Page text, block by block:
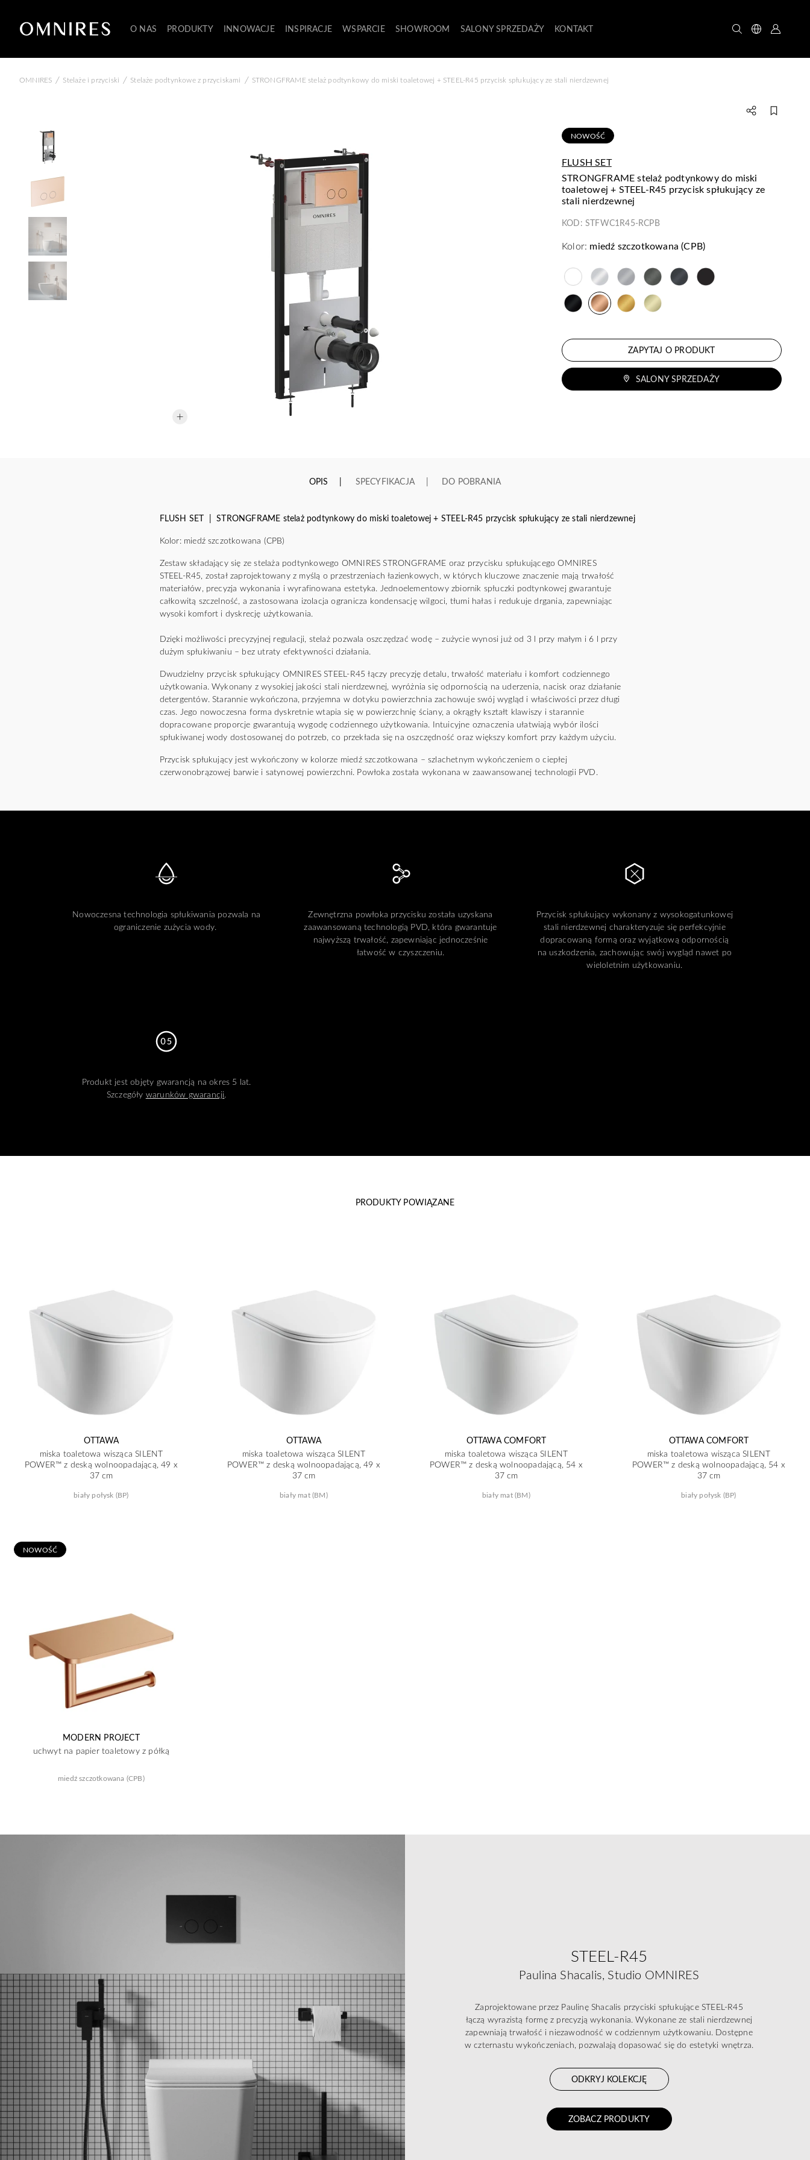
O NAS PRODUKTY INNOWACJE INSPIRACJE WSPARCIE SHOWROOM SALONY SPRZEDAŻY KONTAKT
OMNIRES / Stelaże i przyciski / Stelaże podtynkowe z przyciskami / STRONGFRAME stelaż podtynkowy do miski toaletowej + STEEL-R45 przycisk spłukujący ze stali nierdzewnej
NOWOŚĆ
FLUSH SET
STRONGFRAME stelaż podtynkowy do miski
toaletowej + STEEL-R45 przycisk spłukujący ze
stali nierdzewnej
KOD: STFWC1R45-RCPB
Kolor: miedź szczotkowana (CPB)
ZAPYTAJ O PRODUKT
SALONY SPRZEDAŻY
OPIS SPECYFIKACJA DO POBRANIA
FLUSH SET | STRONGFRAME stelaż podtynkowy do miski toaletowej + STEEL-R45 przycisk spłukujący ze stali nierdzewnej
Kolor: miedź szczotkowana (CPB)
Zestaw składający się ze stelaża podtynkowego OMNIRES STRONGFRAME oraz przycisku spłukującego OMNIRES
STEEL-R45, został zaprojektowany z myślą o przestrzeniach łazienkowych, w których kluczowe znaczenie mają trwałość
materiałów, precyzja wykonania i wyrafinowana estetyka. Jednoelementowy zbiornik spłuczki podtynkowej gwarantuje
całkowitą szczelność, a zastosowana izolacja ogranicza kondensację wilgoci, tłumi hałas i redukuje drgania, zapewniając
wysoki komfort i dyskrecję użytkowania.
Dzięki możliwości precyzyjnej regulacji, stelaż pozwala oszczędzać wodę – zużycie wynosi już od 3 l przy małym i 6 l przy
dużym spłukiwaniu – bez utraty efektywności działania.​ ​
Dwudzielny przycisk spłukujący OMNIRES STEEL-R45 łączy precyzję detalu, trwałość materiału i komfort codziennego
użytkowania. Wykonany z wysokiej jakości stali nierdzewnej, wyróżnia się odpornością na uderzenia, nacisk oraz działanie
detergentów. Starannie wykończona, przyjemna w dotyku powierzchnia zachowuje swój wygląd i właściwości przez długi
czas. Jego nowoczesna forma dyskretnie wtapia się w powierzchnię ściany, a okrągły kształt klawiszy i starannie
dopracowane proporcje gwarantują wygodę codziennego użytkowania. Intuicyjne oznaczenia ułatwiają wybór ilości
spłukiwanej wody dostosowanej do potrzeb, co przekłada się na oszczędność oraz większy komfort przy każdym użyciu.
Przycisk spłukujący jest wykończony w kolorze miedź szczotkowana – szlachetnym wykończeniem o ciepłej
czerwonobrązowej barwie i satynowej powierzchni. Powłoka została wykonana w zaawansowanej technologii PVD.
Nowoczesna technologia spłukiwania pozwala na
ograniczenie zużycia wody.
Zewnętrzna powłoka przycisku została uzyskana
zaawansowaną technologią PVD, która gwarantuje
najwyższą trwałość, zapewniając jednocześnie
łatwość w czyszczeniu.
Przycisk spłukujący wykonany z wysokogatunkowej
stali nierdzewnej charakteryzuje się perfekcyjnie
dopracowaną formą oraz wyjątkową odpornością
na uszkodzenia, zachowując swój wygląd nawet po
wieloletnim użytkowaniu.
Produkt jest objęty gwarancją na okres 5 lat.
Szczegóły warunków gwarancji.
PRODUKTY POWIĄZANE
OTTAWA
miska toaletowa wisząca SILENT
POWER™ z deską wolnoopadającą, 49 x
37 cm
biały połysk (BP)
OTTAWA
miska toaletowa wisząca SILENT
POWER™ z deską wolnoopadającą, 49 x
37 cm
biały mat (BM)
OTTAWA COMFORT
miska toaletowa wisząca SILENT
POWER™ z deską wolnoopadającą, 54 x
37 cm
biały mat (BM)
OTTAWA COMFORT
miska toaletowa wisząca SILENT
POWER™ z deską wolnoopadającą, 54 x
37 cm
biały połysk (BP)
NOWOŚĆ
MODERN PROJECT
uchwyt na papier toaletowy z półką
miedź szczotkowana (CPB)
STEEL-R45
Paulina Shacalis, Studio OMNIRES
Zaprojektowane przez Paulinę Shacalis przyciski spłukujące STEEL-R45
łączą wyrazistą formę z precyzją wykonania. Wykonane ze stali nierdzewnej
zapewniają trwałość i niezawodność w codziennym użytkowaniu. Dostępne
w czternastu wykończeniach, pozwalają dopasować się do estetyki wnętrza.
ODKRYJ KOLEKCJĘ
ZOBACZ PRODUKTY